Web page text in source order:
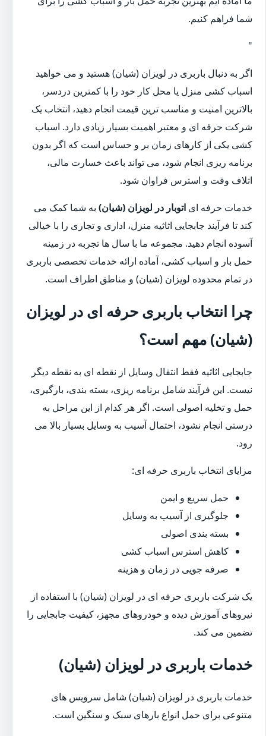
شما فراهم کنیم.
"
اگر به دنبال باربری در لویزان (شیان) هستید و می خواهید
اسباب کشی منزل یا محل کار خود را با کمترین دردسر،
بالاترین امنیت و مناسب ترین قیمت انجام دهید، انتخاب یک
شرکت حرفه ای و معتبر اهمیت بسیار زیادی دارد. اسباب
کشی یکی از کارهای زمان بر و حساس است که اگر بدون
برنامه ریزی انجام شود، می تواند باعث خسارت مالی،
اتلاف وقت و استرس فراوان شود.
خدمات حرفه ای اتوبار در لویزان (شیان) به شما کمک می
کند تا فرآیند جابجایی اثاثیه منزل، اداری و تجاری را با خیالی
آسوده انجام دهید. مجموعه ما با سال ها تجربه در زمینه
حمل بار و اسباب کشی، آماده ارائه خدمات تخصصی باربری
در تمام محدوده لویزان (شیان) و مناطق اطراف است.
چرا انتخاب باربری حرفه ای در لویزان
(شیان) مهم است؟
جابجایی اثاثیه فقط انتقال وسایل از نقطه ای به نقطه دیگر
نیست. این فرآیند شامل برنامه ریزی، بسته بندی، بارگیری،
حمل و تخلیه اصولی است. اگر هر کدام از این مراحل به
درستی انجام نشود، احتمال آسیب به وسایل بسیار بالا می
رود.
مزایای انتخاب باربری حرفه ای:
حمل سریع و ایمن
جلوگیری از آسیب به وسایل
بسته بندی اصولی
کاهش استرس اسباب کشی
صرفه جویی در زمان و هزینه
یک شرکت باربری حرفه ای در لویزان (شیان) با استفاده از
نیروهای آموزش دیده و خودروهای مجهز، کیفیت جابجایی را
تضمین می کند.
خدمات باربری در لویزان (شیان)
خدمات باربری در لویزان (شیان) شامل سرویس های
متنوعی برای حمل انواع بارهای سبک و سنگین است.